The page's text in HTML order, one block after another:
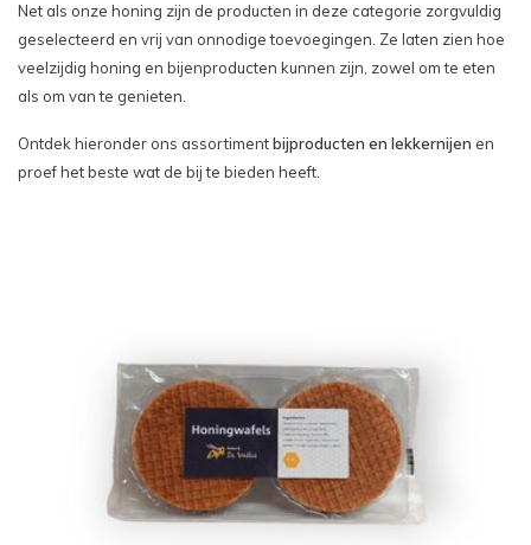
Net als onze honing zijn de producten in deze categorie zorgvuldig
geselecteerd en vrij van onnodige toevoegingen. Ze laten zien hoe
veelzijdig honing en bijenproducten kunnen zijn, zowel om te eten
als om van te genieten.
Ontdek hieronder ons assortimentbijproducten en lekkernijen en
proef het beste wat de bij te bieden heeft.